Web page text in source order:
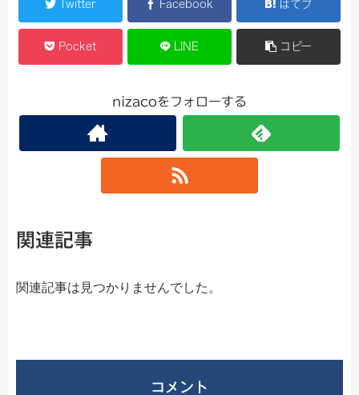
Twitter Facebook はてブ
Pocket LINE コピー
nizacoをフォローする
関連記事
関連記事は見つかりませんでした。
コメント